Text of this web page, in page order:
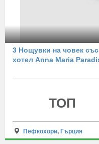
3 Нощувки на човек
хотел Anna Maria
ТОП
Пефкохори, Гърция